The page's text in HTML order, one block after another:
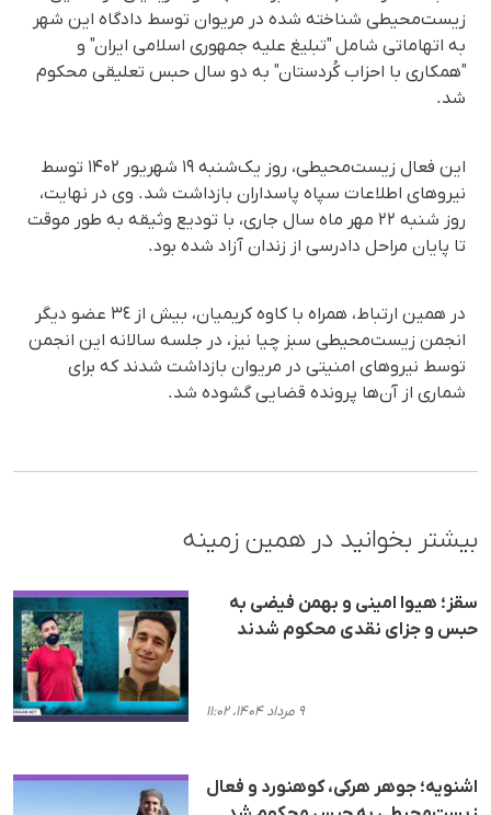
زیست‌محیطی شناخته شده در مریوان توسط دادگاه این شهر
به اتهاماتی شامل "تبلیغ علیه جمهوری اسلامی ایران" و
"همکاری با احزاب کُردستان" به دو سال حبس تعلیقی محکوم
شد.
این فعال زیست‌محیطی، روز یک‌شنبه ۱۹ شهریور ۱۴۰۲ توسط
نیروهای اطلاعات سپاه پاسداران بازداشت شد. وی در نهایت،
روز شنبە ٢٢ مهر ماه سال جاری، با تودیع وثیقە بە طور موقت
تا پایان مراحل دادرسی از زندان آزاد شده بود.
در همین ارتباط، همراه با کاوه کریمیان، بیش از ٣٤ عضو دیگر
انجمن زیست‌محیطی سبز چیا نیز، در جلسه سالانه این انجمن
توسط نیروهای امنیتی در مریوان بازداشت شدند که برای
شماری از آ‌ن‌ها پرونده قضایی گشوده شد.
بیشتر بخوانید در همین زمینه
سقز؛ هیوا امینی و بهمن فیضی به
حبس و جزای نقدی محکوم شدند
۹ مرداد ۱۴۰۴، ۱۱:۰۲
اشنویە؛ جوهر هرکی، کوهنورد و فعال